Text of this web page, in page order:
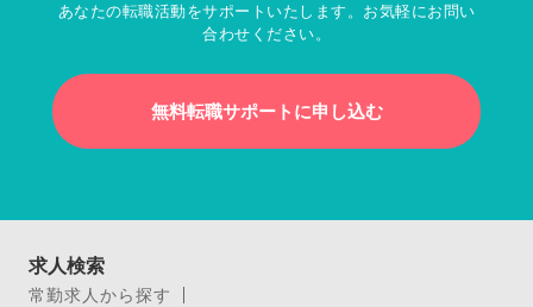
あなたの転職活動をサポートいたします。お気軽にお問い
合わせください。
無料転職サポートに申し込む
求人検索
常勤求人から探す